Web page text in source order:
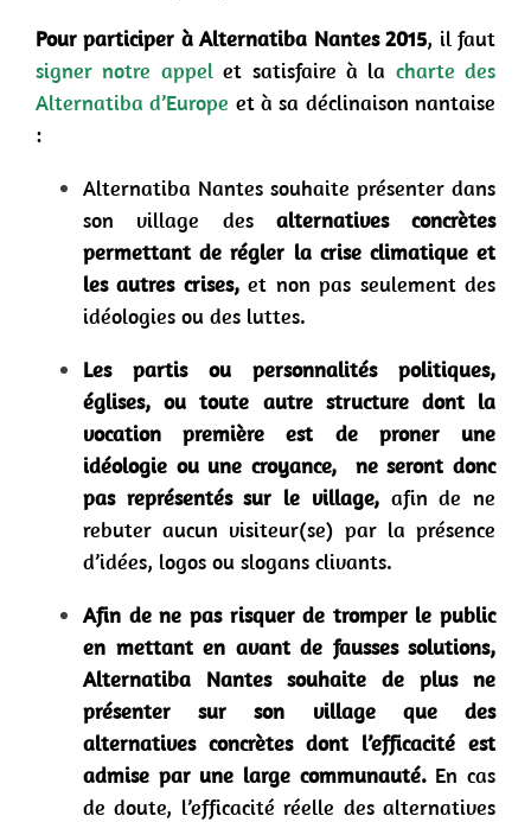
Pour participer à Alternatiba Nantes 2015, il faut
signer notre appelet satisfaire à la charte des
Alternatiba d’Europe et à sa déclinaison nantaise
:
Alternatiba Nantes souhaite présenter dans
son village des alternatives concrètes
permettant de régler la crise climatique et
les autres crises,et non pas seulement des
idéologies ou des luttes.
Les partis ou personnalités politiques,
églises, ou toute autre structure dont la
vocation première est de proner une
idéologie ou une croyance, ne seront donc
pas représentés sur le village, afin de ne
rebuter aucun visiteur(se) par la présence
d’idées, logos ou slogans clivants.
Afin de ne pas risquer de tromper le public
en mettant en avant de fausses solutions,
Alternatiba Nantes souhaite de plus ne
présenter sur son village que
des
alternatives concrètes dont l’efficacité est
admise parune large communauté.En cas
de doute, l’efficacité réelle des alternatives